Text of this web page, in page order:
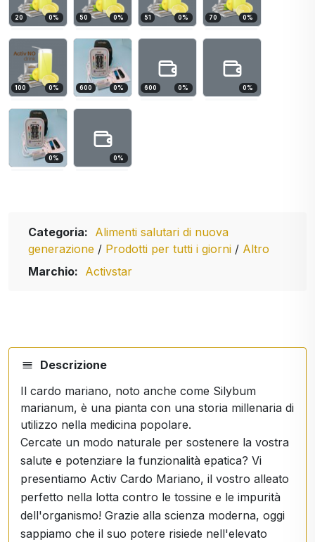
20 0% 50 0% 51 0% 70 0%
100 0% 600 0% 600 0% 0%
0% 0%
Categoria: Alimenti salutari di nuova
generazione / Prodotti per tutti i giorni / Altro
Marchio: Activstar
Descrizione
Il cardo mariano, noto anche come Silybum
marianum, è una pianta con una storia millenaria di
utilizzo nella medicina popolare.
Cercate un modo naturale per sostenere la vostra
salute e potenziare la funzionalità epatica? Vi
presentiamo Activ Cardo Mariano, il vostro alleato
perfetto nella lotta contro le tossine e le impurità
dell'organismo! Grazie alla scienza moderna, oggi
sappiamo che il suo potere risiede nell'elevato